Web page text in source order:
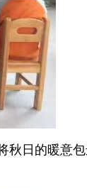
秋日的暖意